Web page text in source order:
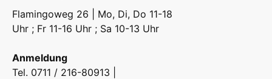
Flamingoweg 26 | Mo, Di, Do 11-18
Uhr ; Fr 11-16 Uhr ; Sa 10-13 Uhr
Anmeldung
Tel. 0711 / 216-80913 |